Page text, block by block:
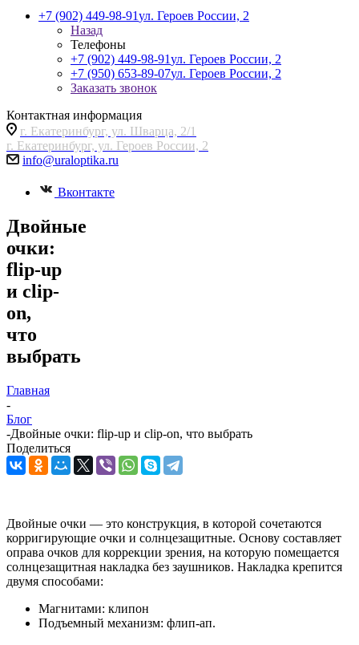
+7 (902) 449-98-91ул. Героев России, 2
Назад
Телефоны
+7 (902) 449-98-91ул. Героев России, 2
+7 (950) 653-89-07ул. Героев России, 2
Заказать звонок
Контактная информация
г. Екатеринбург, ул. Шварца, 2/1
г. Екатеринбург, ул. Героев России, 2
info@uraloptika.ru
Вконтакте
Двойные
очки:
flip-up
и clip-
on,
что
выбрать
Главная
-
Блог
-Двойные очки: flip-up и clip-on, что выбрать
Поделиться
Двойные очки — это конструкция, в которой сочетаются
корригирующие очки и солнцезащитные. Основу составляет
оправа очков для коррекции зрения, на которую помещается
солнцезащитная накладка без заушников. Накладка крепится
двумя способами:
Магнитами: клипон
Подъемный механизм: флип-ап.